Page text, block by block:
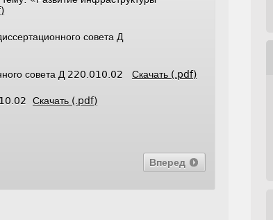
совета Д
совета Д 220.010.02Скачать (.pdf)
Скачать (.pdf)
Вперед